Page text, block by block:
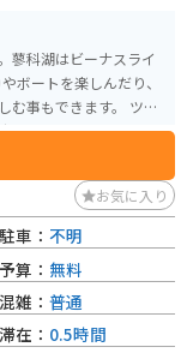
蓼科湖はビーナスライ
ボートを楽しんだり、
もできます。 ツー
くのも良いですし、個
スポットも多く、近く
所としてもぴったりで
お気に入り
駐車： 不明
予算： 無料
混雑： 普通
滞在： 0.5時間